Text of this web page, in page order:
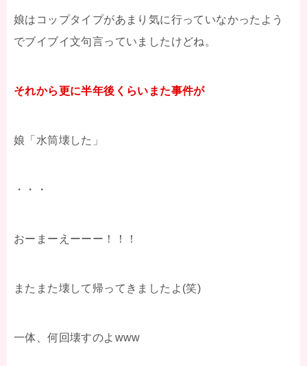
娘はコップタイプがあまり気に行っていなかったよう
でブイブイ文句言っていましたけどね。
それから更に半年後くらいまた事件が
娘「水筒壊した」
・・・
おーまーえーーー！！！
またまた壊して帰ってきましたよ(笑)
一体、何回壊すのよwww